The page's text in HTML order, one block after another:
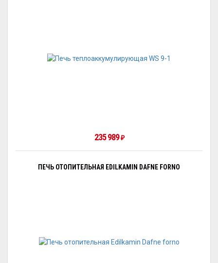
235 989₽
ПЕЧЬ ОТОПИТЕЛЬНАЯ EDILKAMIN DAFNE FORNO